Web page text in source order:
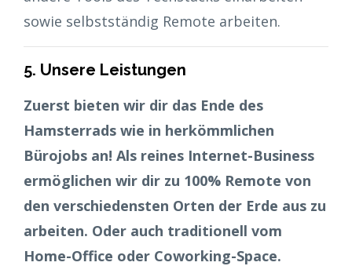
sowie selbstständig Remote arbeiten.
5. Unsere Leistungen
Zuerst bieten wir dir das Ende des
Hamsterrads wie in herkömmlichen
Bürojobs an! Als reines Internet-Business
ermöglichen wir dir zu 100% Remote von
den verschiedensten Orten der Erde aus zu
arbeiten. Oder auch traditionell vom
Home-Office oder Coworking-Space.